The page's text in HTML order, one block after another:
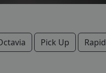
Pick Up Rapid